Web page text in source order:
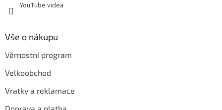
YouTube videa
Vše o nákupu
Věrnostní program
Velkoobchod
Vratky a reklamace